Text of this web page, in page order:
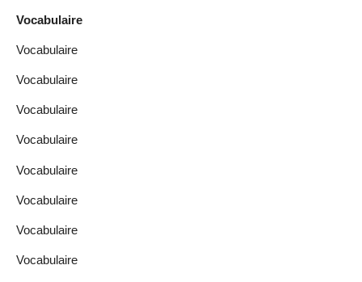
Vocabulaire
Vocabulaire
Vocabulaire
Vocabulaire
Vocabulaire
Vocabulaire
Vocabulaire
Vocabulaire
Vocabulaire